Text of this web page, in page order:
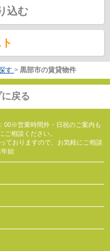
込む
す > 黒部市の賃貸物件
戻る
00※営業時間外・日祝のご案内も
ご相談ください。
ておりますので、お気軽にご相談
年始